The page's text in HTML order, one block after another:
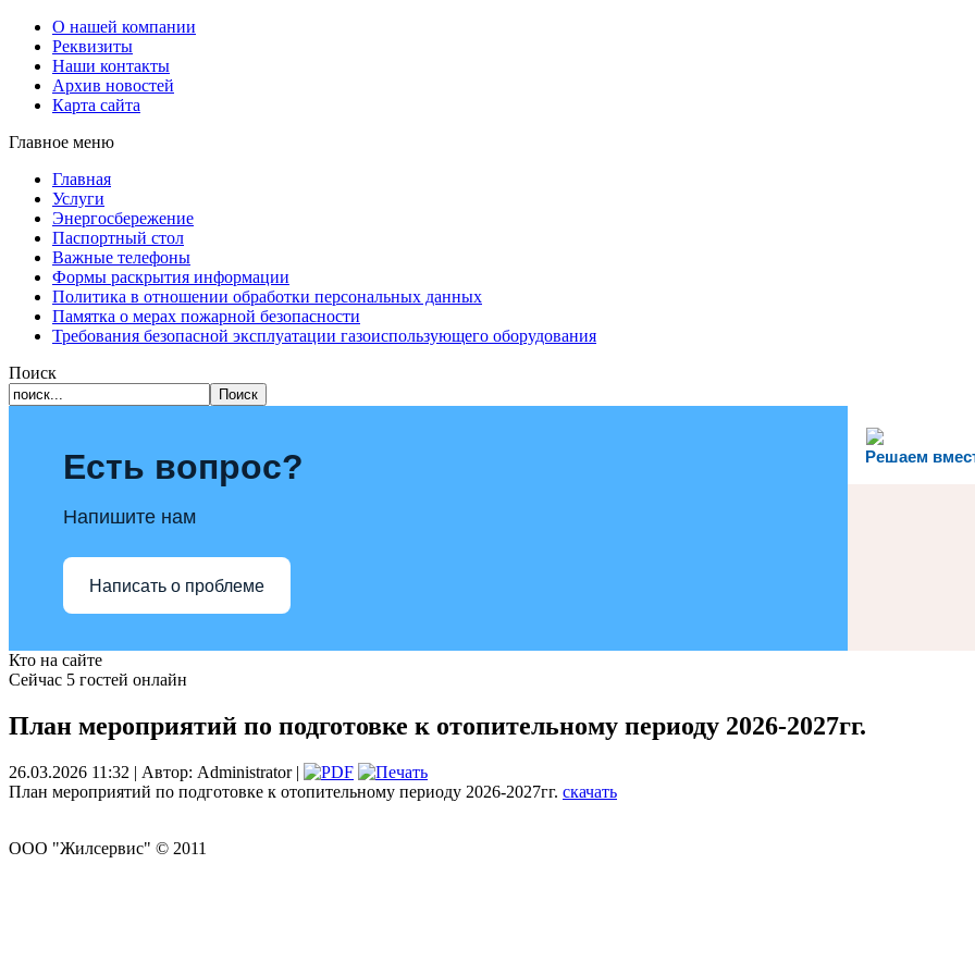
О нашей компании
Реквизиты
Наши контакты
Архив новостей
Карта сайта
Главное меню
Главная
Услуги
Энергосбережение
Паспортный стол
Важные телефоны
Формы раскрытия информации
Политика в отношении обработки персональных данных
Памятка о мерах пожарной безопасности
Требования безопасной эксплуатации газоиспользующего оборудования
Поиск
Решаем
Есть вопрос?
Напишите нам
Написать о проблеме
Кто на сайте
Сейчас 5 гостей онлайн
План мероприятий по подготовке к отопительному периоду 2026-2027гг.
26.03.2026 11:32 | Автор: Administrator |
План мероприятий по подготовке к отопительному периоду 2026-2027гг. скачать
ООО "Жилсервис" © 2011